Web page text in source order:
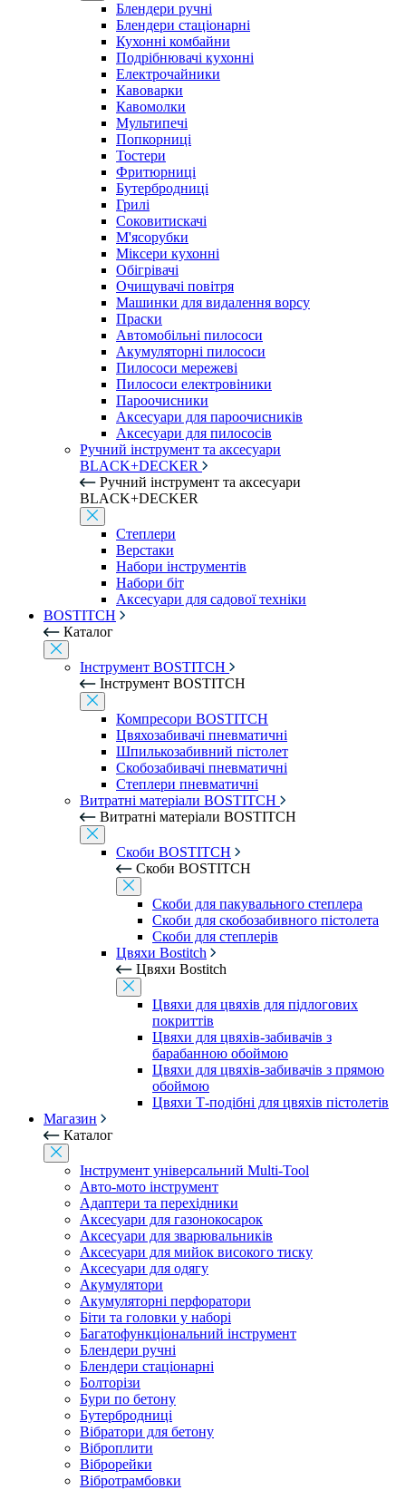
Блендери ручні
Блендери стаціонарні
Кухонні комбайни
Подрібнювачі кухонні
Електрочайники
Кавоварки
Кавомолки
Мультипечі
Попкорниці
Тостери
Фритюрниці
Бутербродниці
Грилі
Соковитискачі
М'ясорубки
Міксери кухонні
Обігрівачі
Очищувачі повітря
Машинки для видалення ворсу
Праски
Автомобільні пилососи
Акумуляторні пилососи
Пилососи мережеві
Пилососи електровіники
Пароочисники
Аксесуари для пароочисників
Аксесуари для пилососів
Ручний інструмент та аксесуари
BLACK+DECKER
Ручний інструмент та аксесуари
BLACK+DECKER
Степлери
Верстаки
Набори інструментів
Набори біт
Аксесуари для садової техніки
BOSTITCH
Каталог
Інструмент BOSTITCH
Інструмент BOSTITCH
Компресори BOSTITCH
Цвяхозабивачі пневматичні
Шпилькозабивний пістолет
Скобозабивачі пневматичні
Степлери пневматичні
Витратні матеріали BOSTITCH
Витратні матеріали BOSTITCH
Скоби BOSTITCH
Скоби BOSTITCH
Скоби для пакувального степлера
Скоби для скобозабивного пістолета
Скоби для степлерів
Цвяхи Bostitch
Цвяхи Bostitch
Цвяхи для цвяхів для підлогових
покриттів
Цвяхи для цвяхів-забивачів з
барабанною обоймою
Цвяхи для цвяхів-забивачів з прямою
обоймою
Цвяхи Т-подібні для цвяхів пістолетів
Магазин
Каталог
Інструмент універсальний Multi-Tool
Авто-мото інструмент
Адаптери та перехідники
Аксесуари для газонокосарок
Аксесуари для зварювальників
Аксесуари для мийок високого тиску
Аксесуари для одягу
Акумулятори
Акумуляторні перфоратори
Біти та головки у наборі
Багатофункціональний інструмент
Блендери ручні
Блендери стаціонарні
Болторізи
Бури по бетону
Бутербродниці
Вібратори для бетону
Віброплити
Віброрейки
Вібротрамбовки